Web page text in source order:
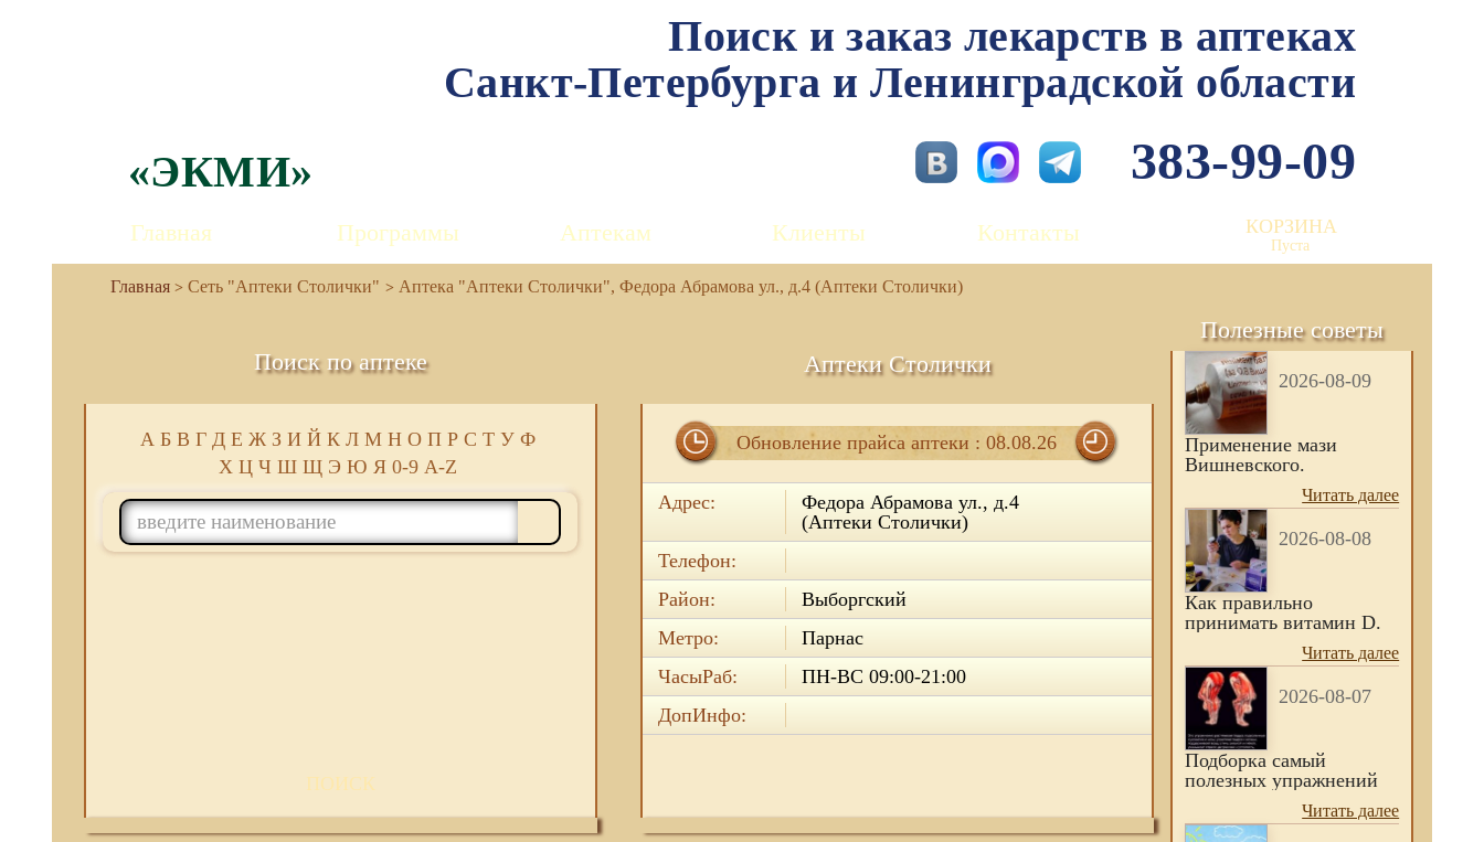
Поиск и заказ лекарств в аптеках
Санкт-Петербурга и Ленинградской области
383-99-09
«ЭКМИ»
Главная Программы Аптекам Клиенты Контакты КОРЗИНА
Пуста
Сеть "Аптеки Столички" Аптека "Аптеки Столички", Федора Абрамова ул., д.4 (Аптеки Столички)
Поиск по аптеке
А Б В Г Д Е Ж З И Й К Л М Н О П Р С Т У Ф
Х Ц Ч Ш Щ Э Ю Я 0-9 A-Z
ПОИСК
Аптеки Столички
Обновление прайса аптеки : 08.08.26
Адрес:
Федора Абрамова ул., д.4
(Аптеки Столички)
Телефон:
Район:
Выборгский
Метро:
Парнас
ЧасыРаб:
ПН-ВС 09:00-21:00
ДопИнфо:
Полезные советы
2026-08-09
Применение мази
Вишневского.
Читать далее
2026-08-08
Как правильно
принимать витамин D.
Читать далее
2026-08-07
Подборка самый
полезных упражнений
Читать далее